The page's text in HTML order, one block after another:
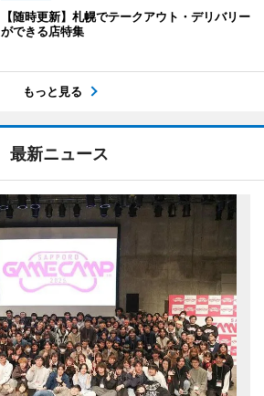
【随時更新】札幌でテークアウト・デリバリー
ができる店特集
もっと見る
最新ニュース